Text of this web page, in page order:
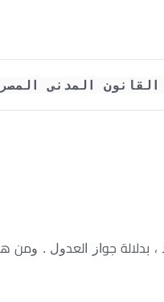
المدنى المصرى
، ﺑﺪﻻﻟﺔ ﺟﻮﺍﺯ ﺍﻟﻌﺪﻭﻝ . ﻭﻣﻦ